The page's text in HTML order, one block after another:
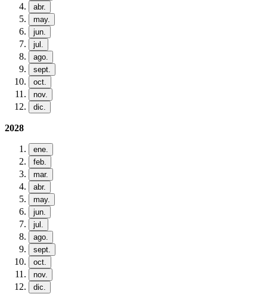
abr.
may.
jun.
jul.
ago.
sept.
oct.
nov.
dic.
2028
ene.
feb.
mar.
abr.
may.
jun.
jul.
ago.
sept.
oct.
nov.
dic.